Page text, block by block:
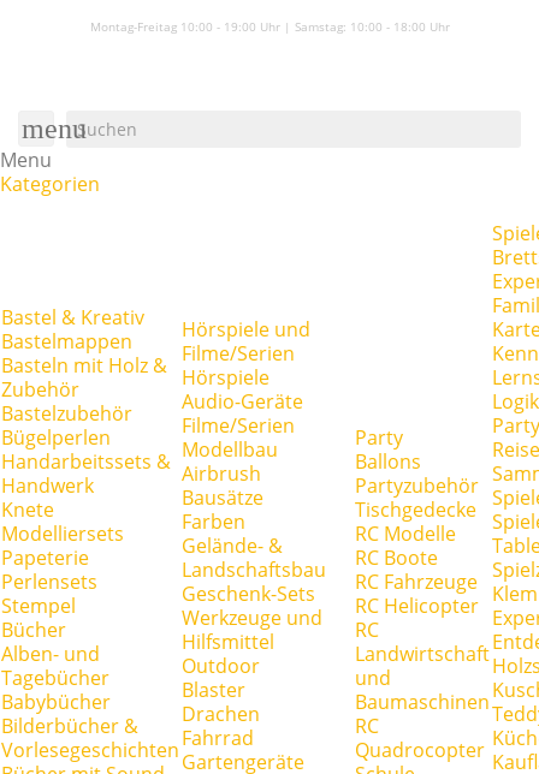
Montag-Freitag 10:00 - 19:00 Uhr | Samstag: 10:00 - 18:00 Uhr
menu
Menu
Kategorien
Bastel & Kreativ
Bastelmappen
Basteln mit Holz &
Zubehör
Bastelzubehör
Bügelperlen
Handarbeitssets &
Handwerk
Knete
Modelliersets
Papeterie
Perlensets
Stempel
Bücher
Alben- und
Tagebücher
Babybücher
Bilderbücher &
Vorlesegeschichten
Hörspiele und
Filme/Serien
Hörspiele
Audio-Geräte
Filme/Serien
Modellbau
Airbrush
Bausätze
Farben
Gelände- &
Landschaftsbau
Geschenk-Sets
Werkzeuge und
Hilfsmittel
Outdoor
Blaster
Drachen
Fahrrad
Gartengeräte
Party
Ballons
Partyzubehör
Tischgedecke
RC Modelle
RC Boote
RC Fahrzeuge
RC Helicopter
RC
Landwirtschaft
und
Baumaschinen
RC
Quadrocopter